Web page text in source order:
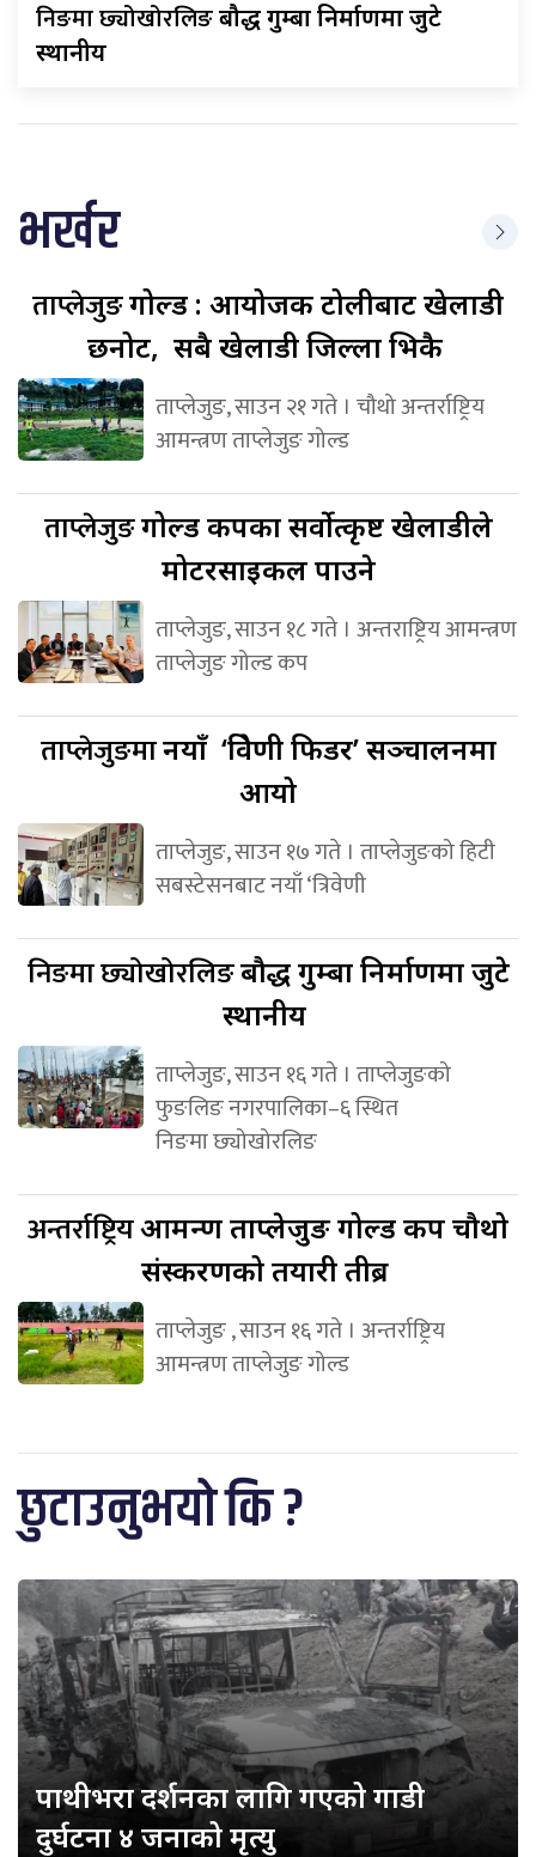
निङमा छ्योखोरलिङबौद्ध गुम्बा निर्माणमा जुटे
स्थानीय
भर्खर
ताप्लेजुङगोल्ड : आयोजक टोलीबाट खेलाडी
छनोट, सबै खेलाडी जिल्ला भित्रकै
ताप्लेजुङ, साउन २१ गते । चौथो अन्तर्राष्ट्रिय
आमन्त्रण ताप्लेजुङ गोल्ड
ताप्लेजुङगोल्ड कपका सर्वोत्कृष्ट खेलाडीले
मोटरसाइकल पाउने
ताप्लेजुङ, साउन १८ गते । अन्तराष्ट्रिय आमन्त्रण
ताप्लेजुङ गोल्ड कप
ताप्लेजुङमानयाँ ‘त्रिवेणी फिडर’ सञ्चालनमा
आयो
ताप्लेजुङ, साउन १७ गते । ताप्लेजुङको हिटी
सबस्टेसनबाट नयाँ ‘त्रिवेणी
निङमा छ्योखोरलिङबौद्ध गुम्बा निर्माणमा जुटे
स्थानीय
ताप्लेजुङ, साउन १६ गते । ताप्लेजुङको
फुङलिङ नगरपालिका–६ स्थित
निङमा छ्योखोरलिङ
अन्तर्राष्ट्रियआमन्त्रण ताप्लेजुङ गोल्ड कप चौथो
संस्करणको तयारी तीब्र
ताप्लेजुङ , साउन १६ गते । अन्तर्राष्ट्रिय
आमन्त्रण ताप्लेजुङ गोल्ड
छुटाउनुभयो कि ?
पाथीभरा दर्शनका लागि गएको गाडी
दुर्घटना ४ जनाको मृत्यु